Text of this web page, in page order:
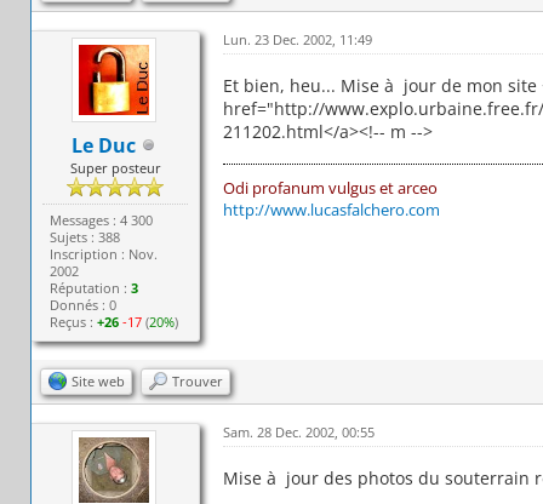
Le Duc
Super posteur
Messages : 4 300
Sujets : 388
Inscription : Nov.
2002
Réputation :3
Donnés : 0
Reçus :+26 -17 (20%)
Lun. 23 Dec. 2002, 11:49
Et bien, heu... Mise à jour de mon site
href="http://
211202.html</a><!-- m -->
Odi profanum vulgus et arceo
http://www.lucasfalchero.com
Site web Trouver
Sam. 28 Dec. 2002, 00:55
Mise à jour des photos du souterrain